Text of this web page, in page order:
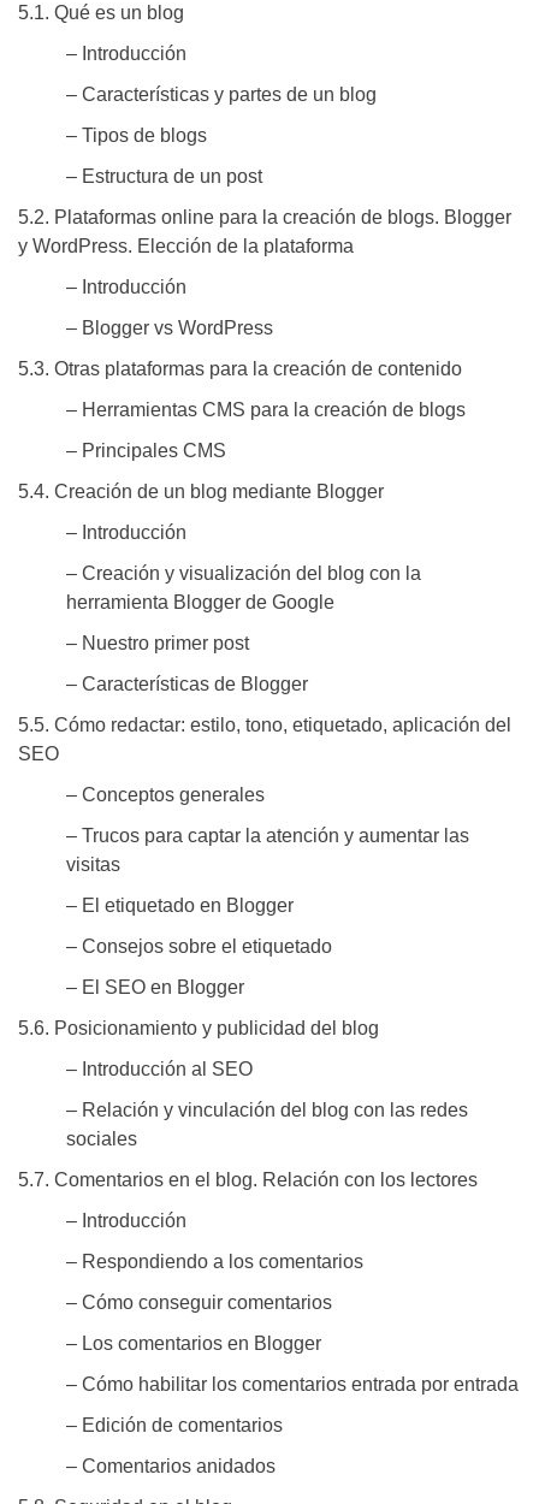
5.1. Qué es un blog
– Introducción
– Características y partes de un blog
– Tipos de blogs
– Estructura de un post
5.2. Plataformas online para la creación de blogs. Blogger
y WordPress. Elección de la plataforma
– Introducción
– Blogger vs WordPress
5.3. Otras plataformas para la creación de contenido
– Herramientas CMS para la creación de blogs
– Principales CMS
5.4. Creación de un blog mediante Blogger
– Introducción
– Creación y visualización del blog con la
herramienta Blogger de Google
– Nuestro primer post
– Características de Blogger
5.5. Cómo redactar: estilo, tono, etiquetado, aplicación del
SEO
– Conceptos generales
– Trucos para captar la atención y aumentar las
visitas
– El etiquetado en Blogger
– Consejos sobre el etiquetado
– El SEO en Blogger
5.6. Posicionamiento y publicidad del blog
– Introducción al SEO
– Relación y vinculación del blog con las redes
sociales
5.7. Comentarios en el blog. Relación con los lectores
– Introducción
– Respondiendo a los comentarios
– Cómo conseguir comentarios
– Los comentarios en Blogger
– Cómo habilitar los comentarios entrada por entrada
– Edición de comentarios
– Comentarios anidados